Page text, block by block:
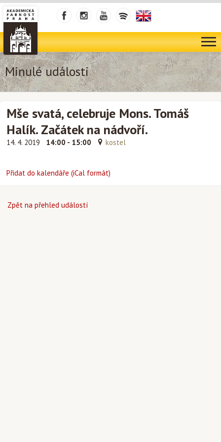
Minulé události
Mše svatá, celebruje Mons. Tomáš
Halík. Začátek na nádvoří.
14. 4. 2019 14:00 - 15:00 kostel
Přidat do kalendáře (iCal formát)
Zpět na přehled událostí